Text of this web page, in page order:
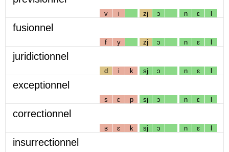
v i zj ɔ n ɛ l
fusionnel
f y zj ɔ n ɛ l
juridictionnel
d i k sj ɔ n ɛ l
exceptionnel
s ɛ p sj ɔ n ɛ l
correctionnel
ʁ ɛ k sj ɔ n ɛ l
insurrectionnel